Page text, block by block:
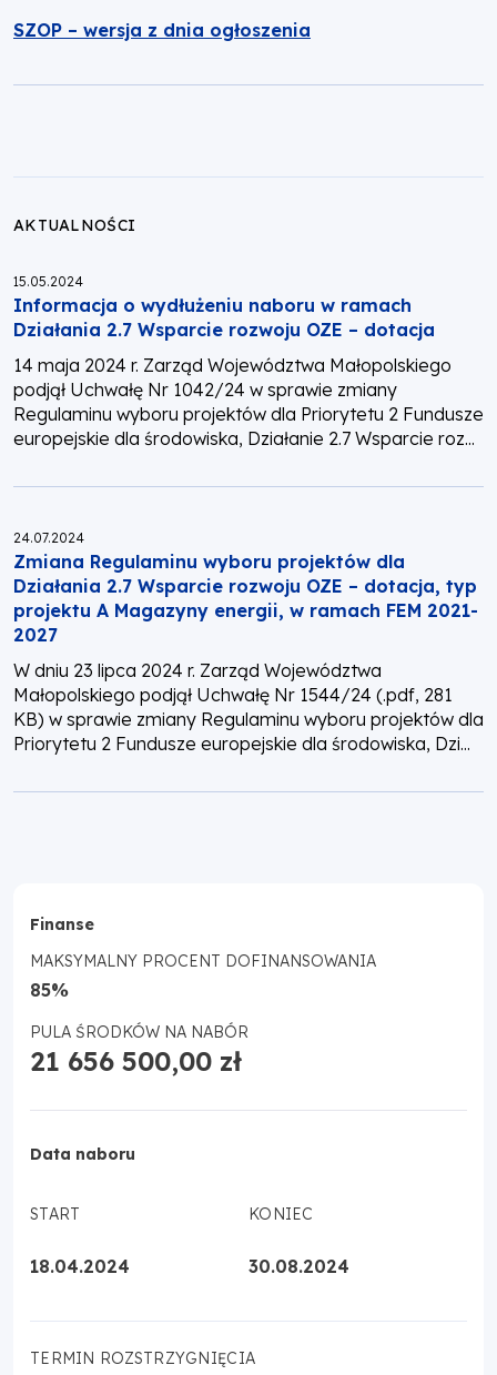
SZOP – wersja z dnia ogłoszenia
AKTUALNOŚCI
Opublikowano:
15.05.2024
Informacja o wydłużeniu naboru w ramach
Działania 2.7 Wsparcie rozwoju OZE – dotacja
14 maja 2024 r. Zarząd Województwa Małopolskiego
podjął Uchwałę Nr 1042/24 w sprawie zmiany
Regulaminu wyboru projektów dla Priorytetu 2 Fundusze
europejskie dla środowiska, Działanie 2.7 Wsparcie roz...
Opublikowano:
24.07.2024
Zmiana Regulaminu wyboru projektów dla
Działania 2.7 Wsparcie rozwoju OZE – dotacja, typ
projektu A Magazyny energii, w ramach FEM 2021-
2027
W dniu 23 lipca 2024 r. Zarząd Województwa
Małopolskiego podjął Uchwałę Nr 1544/24 (.pdf, 281
KB) w sprawie zmiany Regulaminu wyboru projektów dla
Priorytetu 2 Fundusze europejskie dla środowiska, Dzi...
Finanse
MAKSYMALNY PROCENT DOFINANSOWANIA
85%
PULA ŚRODKÓW NA NABÓR
21 656 500,00 zł
Data naboru
START
18.04.2024
KONIEC
30.08.2024
TERMIN ROZSTRZYGNIĘCIA